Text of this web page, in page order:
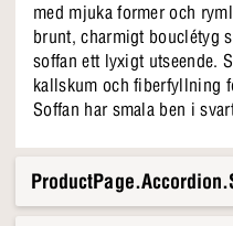
med mjuka former och
brunt, charmigt bouclétyg
soffan ett lyxigt utseende.
kallskum och fiberfyllning
Soffan har smala ben i